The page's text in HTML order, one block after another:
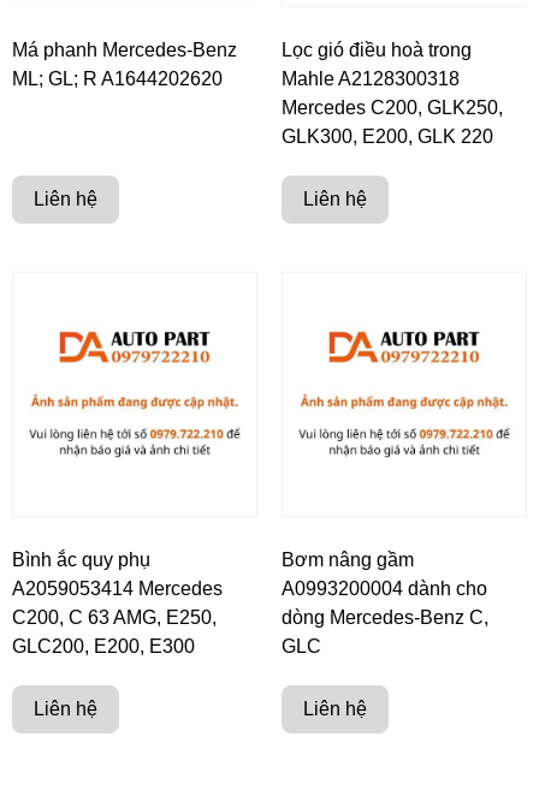
Má phanh Mercedes-Benz
ML; GL; R A1644202620
Liên hệ
Lọc gió điều hoà trong
Mahle A2128300318
Mercedes C200, GLK250,
GLK300, E200, GLK 220
Liên hệ
Bình ắc quy phụ
A2059053414 Mercedes
C200, C 63 AMG, E250,
GLC200, E200, E300
Liên hệ
Bơm nâng gầm
A0993200004 dành cho
dòng Mercedes-Benz C,
GLC
Liên hệ